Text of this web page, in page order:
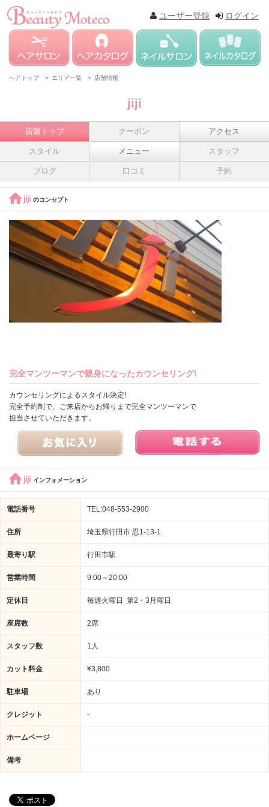
ログイン
ユーザー登録
ヘアトップ > エリア一覧 > 店舗情報
jiji
店舗トップ クーポン アクセス
スタイル メニュー スタッフ
ブログ 口コミ 予約
jiji のコンセプト
完全マンツーマンで親身になったカウンセリング!
カウンセリングによるスタイル決定!
完全予約制で、ご来店からお帰りまで完全マンツーマンで
担当させていただきます。
jiji インフォメーション
電話番号 TEL:048-553-2900
住所 埼玉県行田市 忍1-13-1
最寄り駅 行田市駅
営業時間 9:00～20:00
定休日 毎週火曜日 第2・3月曜日
座席数 2席
スタッフ数 1人
カット料金 ¥3,800
駐車場 あり
クレジット -
ホームページ
備考